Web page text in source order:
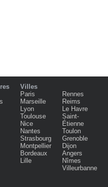
Villes
Paris
Marseille
Lyon
Toulouse
Nice
Nantes
Strasbourg
Montpellier
Bordeaux
Lille
Rennes
Reims
Le Havre
Saint-
Étienne
Toulon
Grenoble
Dijon
Angers
Nîmes
Villeurbanne